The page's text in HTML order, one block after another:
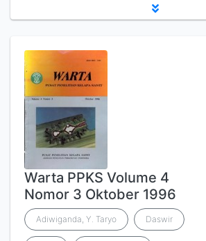
Warta PPKS Volume 4
Nomor 3 Oktober 1996
Adiwiganda, Y. Taryo Daswir